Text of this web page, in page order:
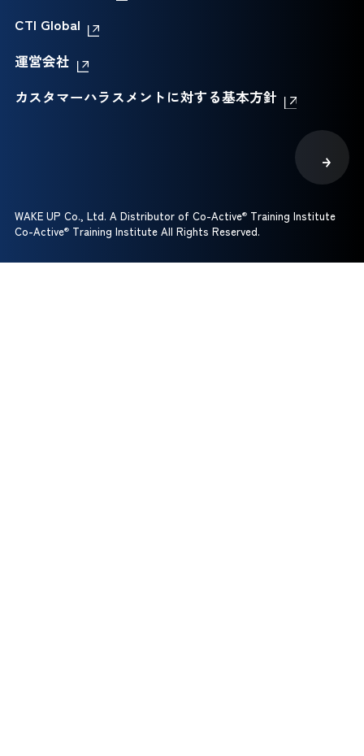
CTI Global
運営会社
カスタマーハラスメントに対する基本方針
WAKE UP Co., Ltd. A Distributor of Co-Active®Training Institute
Co-Active®Training Institute All Rights Reserved.